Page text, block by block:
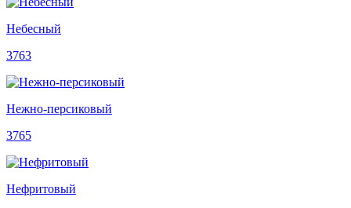
Небесный
3763
Нежно-персиковый
3765
Нефритовый